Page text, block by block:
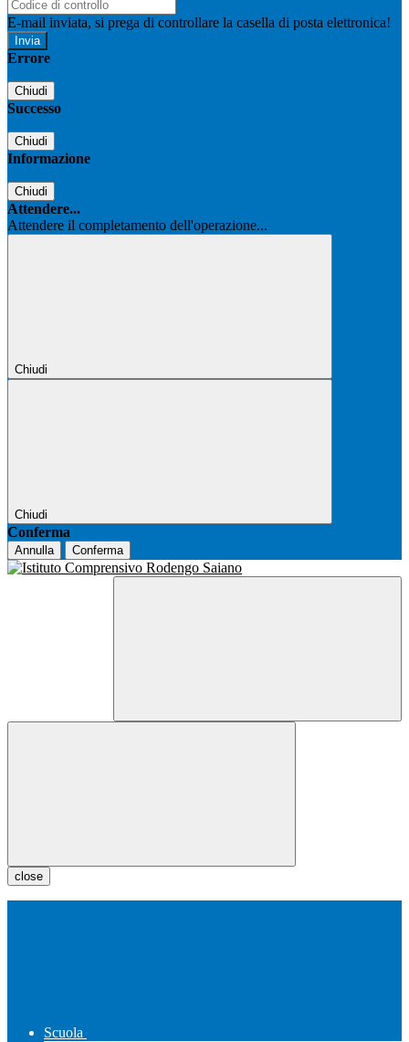
E-mail inviata, si prega di controllare la casella di posta elettronica!
Errore
Chiudi
Successo
Chiudi
Informazione
Chiudi
Attendere...
Attendere il completamento dell'operazione...
Chiudi
Chiudi
Conferma
Annulla Conferma
close
Scuola